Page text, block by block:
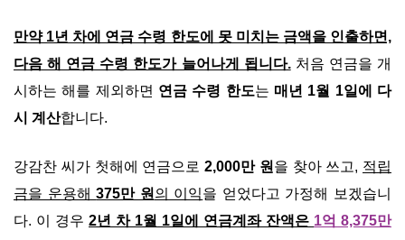
만약 1년 차에 연금 수령 한도에 못 미치는 금액을 인출하면,
다음 해 연금 수령 한도가 늘어나게 됩니다.처음 연금을 개
시하는 해를 제외하면 연금 수령 한도는 매년 1월 1일에 다
시 계산합니다.
강감찬 씨가 첫해에 연금으로 2,000만 원 을 찾아 쓰고, 적립
금을 운용해375만 원 의 이익을 얻었다고 가정해 보겠습니
다. 이 경우 2년 차 1월 1일에 연금계좌 잔액은 1억 8,375만